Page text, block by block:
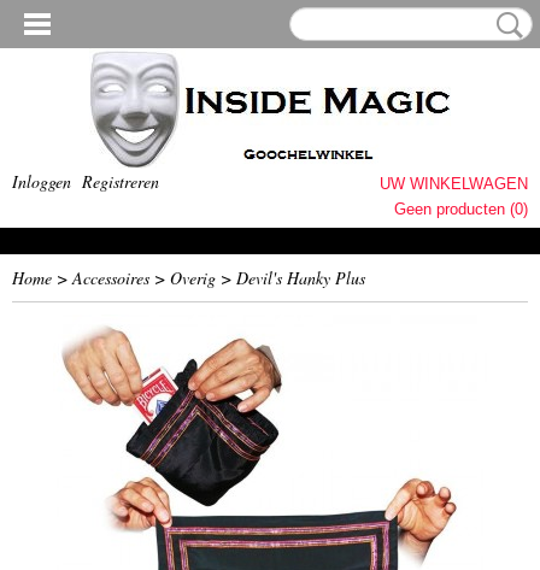
Inloggen Registreren
UW WINKELWAGEN
Geen producten (0)
Home >Accessoires > Overig > Devil's Hanky Plus